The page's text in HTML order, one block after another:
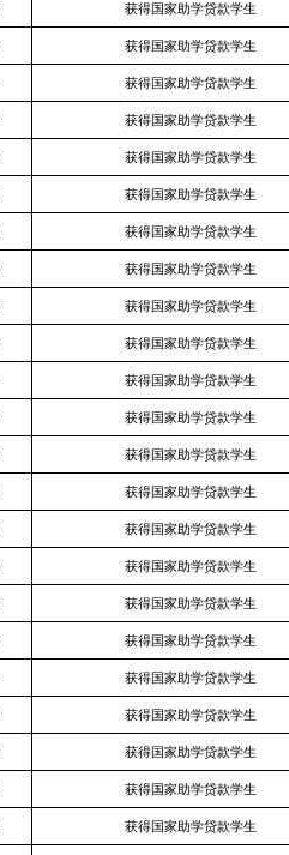
获得国家助学贷款学生
获得国家助学贷款学生
获得国家助学贷款学生
获得国家助学贷款学生
获得国家助学贷款学生
获得国家助学贷款学生
获得国家助学贷款学生
获得国家助学贷款学生
获得国家助学贷款学生
获得国家助学贷款学生
获得国家助学贷款学生
获得国家助学贷款学生
获得国家助学贷款学生
获得国家助学贷款学生
获得国家助学贷款学生
获得国家助学贷款学生
获得国家助学贷款学生
获得国家助学贷款学生
获得国家助学贷款学生
获得国家助学贷款学生
获得国家助学贷款学生
获得国家助学贷款学生
获得国家助学贷款学生